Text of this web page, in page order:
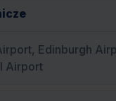
Edinburgh
Airport